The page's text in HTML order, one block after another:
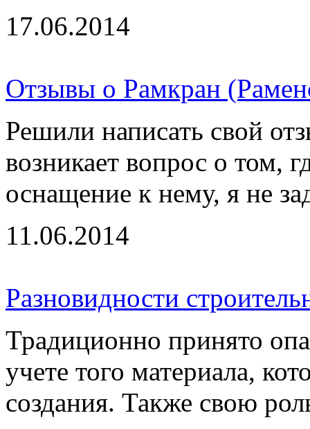
17.06.2014
Отзывы о Рамкран
Решили написать свой
возникает вопрос о том,
оснащение к нему, я не
11.06.2014
Разновидности
Традиционно принято
учете того материала,
создания. Также свою